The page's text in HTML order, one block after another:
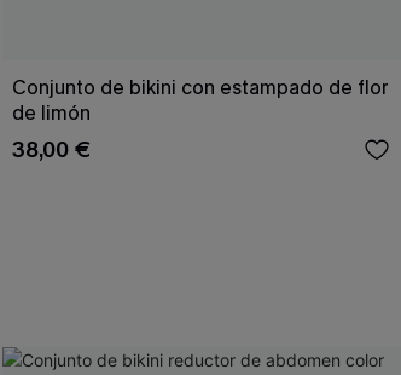
Conjunto de bikini con estampado de flor
de limón
38,00 €